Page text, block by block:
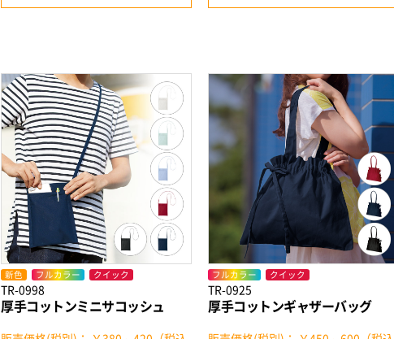
新色 フルカラー クイック
TR-0998
厚手コットンミニサコッシュ
フルカラー クイック
TR-0925
厚手コットンギャザーバッグ